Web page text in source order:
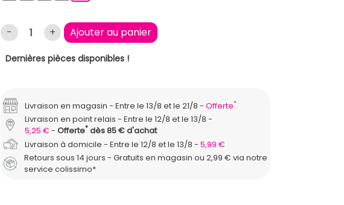
- + Ajouter au panier
Dernières pièces disponibles !
Livraison en magasin Entre le 13/8 et le 21/8 Offerte*
Livraison en point relais
Entre le 12/8 et le 13/8
5,25 €
Offerte*dès 85 € d'achat
Livraison à domicile
Entre le 12/8 et le 13/8
5,99 €
Retours sous 14 jours - Gratuits en magasin ou 2,99 € via notre
service colissimo*